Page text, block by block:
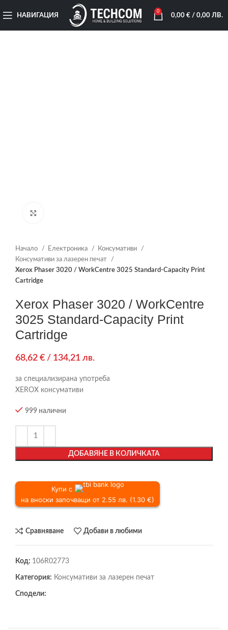
НАВИГАЦИЯ
0
0,00 €/ 0,00 ЛВ.
Начало Електроника
Консумативи
Консумативи за лазерен печат
Xerox Phaser 3020 / WorkCentre 3025 Standard-Capacity Print
Cartridge
Xerox Phaser 3020 / WorkCentre
3025 Standard-Capacity Print
Cartridge
68,62 € / 134,21 лв.
за специализирана употреба
XEROX консумативи
999 налични
ДОБАВЯНЕ В КОЛИЧКАТА
Купи с
на вноски започващи от 2.55 лв. (1.30 €)
Сравняване Добави в любими
Код: 106R02773
Категория: Консумативи за лазерен печат
Сподели: